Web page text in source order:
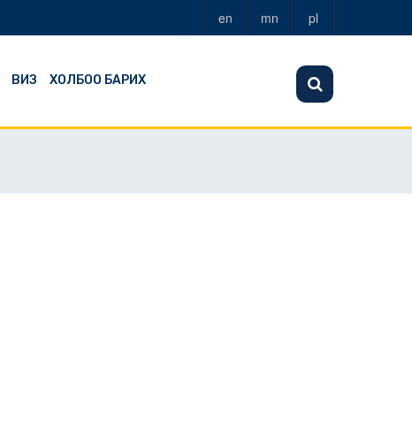
en mn pl
ВИЗ ХОЛБОО БАРИХ